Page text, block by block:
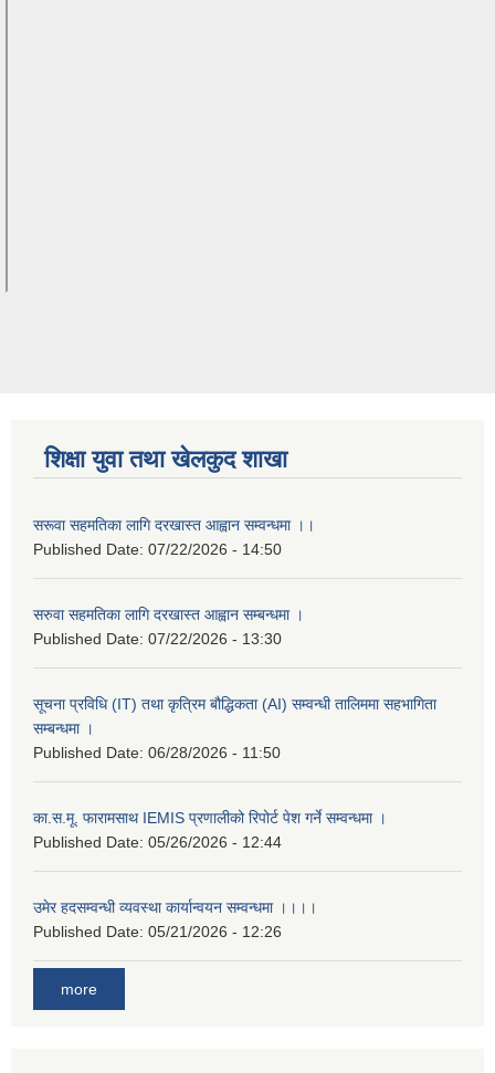
शिक्षा युवा तथा खेलकुद शाखा
सरूवा सहमतिका लागि दरखास्त आह्वान सम्वन्धमा ।।
Published Date: 07/22/2026 - 14:50
सरुवा सहमतिका लागि दरखास्त आह्वान सम्बन्धमा ।
Published Date: 07/22/2026 - 13:30
सूचना प्रविधि (IT) तथा कृत्रिम बौद्धिकता (AI) सम्वन्धी तालिममा सहभागिता
सम्बन्धमा ।
Published Date: 06/28/2026 - 11:50
का.स.मू. फारामसाथ IEMIS प्रणालीको रिपोर्ट पेश गर्ने सम्वन्धमा ।
Published Date: 05/26/2026 - 12:44
उमेर हदसम्वन्धी व्यवस्था कार्यान्वयन सम्वन्धमा ।।।।
Published Date: 05/21/2026 - 12:26
more